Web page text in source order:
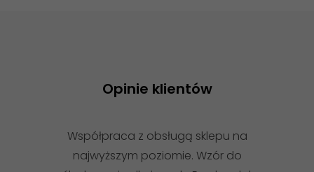
Opinie klientów
Współpraca z obsługą sklepu na
najwyższym poziomie. Wzór do